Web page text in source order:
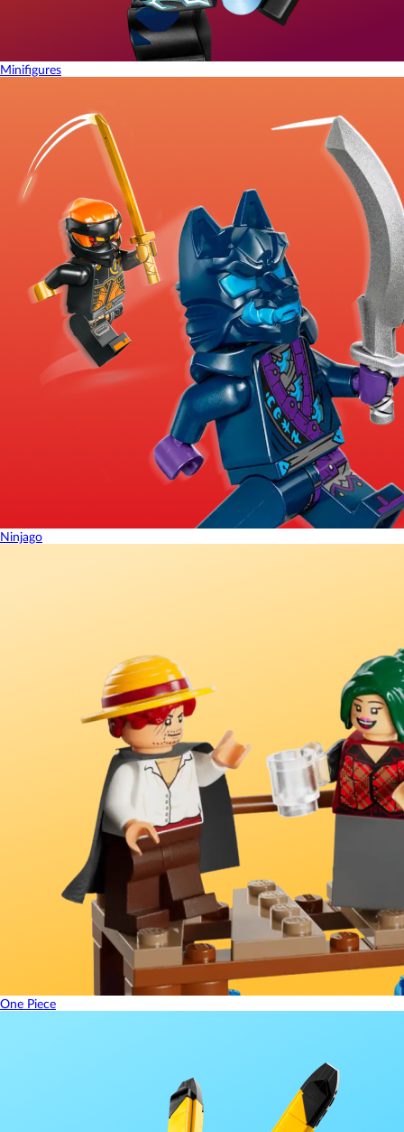
Minifigures
Ninjago
One Piece